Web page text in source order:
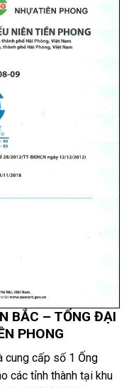
BẮC – TỔNG ĐẠI
PHONG
cung cấp số 1 Ống
các tỉnh thành tại khu